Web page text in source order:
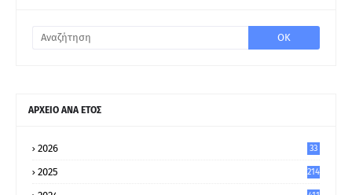
ΑΡΧΕΙΟ ΑΝΑ ΕΤΟΣ
2026 33
2025 214